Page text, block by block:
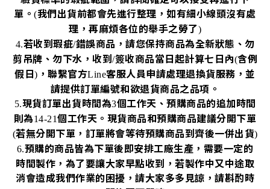
單。(我們出貨前都會先進行整理，如有細小線頭沒有處
理，再麻煩各位的舉手之勞了)
4.若收到瑕疵/錯誤商品，請您保持商品為全新狀態、勿
剪吊牌、勿下水，收到 /簽收商品當日起計算七日內(含例
假日) ，聯繫官方Line客服人員申請處理退換貨服務，並
請提供訂單編號和欲退貨商品之品項。
5.現貨訂單出貨時間為3個工作天、預購商品的追加時間
則為14-21個工作天。現貨商品和預購商品建議分開下單
(若無分開下單，訂單將會等待預購商品到齊後一併出貨)
6.預購的商品皆為下單後即安排工廠生產，需要一定的
時間製作，為了要讓大家早點收到，若製作中又中途取
消會造成我們作業的困擾，請大家多多見諒，請斟酌時